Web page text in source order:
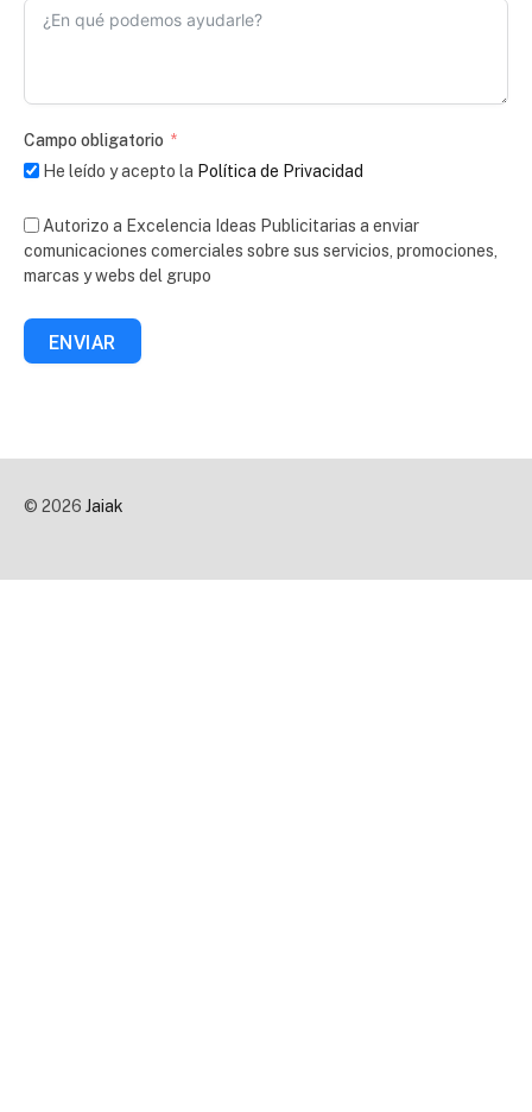
Campo obligatorio
He leído y acepto la Política de Privacidad
Autorizo a Excelencia Ideas Publicitarias a enviar
comunicaciones comerciales sobre sus servicios, promociones,
marcas y webs del grupo
ENVIAR
© 2026 Jaiak